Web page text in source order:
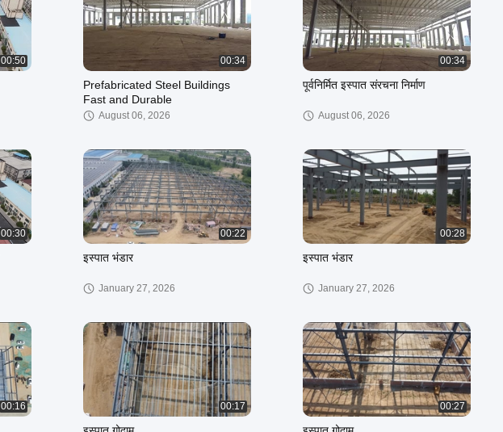
00:50 00:34
Prefabricated Steel Buildings
Fast and Durable
August 06, 2026
00:34
पूर्वनिर्मित इस्पात संरचना निर्माण
August 06, 2026
00:30 00:22
इस्पात भंडार
January 27, 2026
00:28
इस्पात भंडार
January 27, 2026
00:16 00:17 00:27